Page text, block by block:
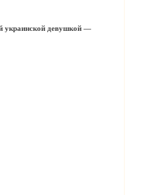
украинской девушкой —